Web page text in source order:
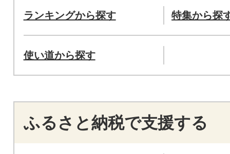
ランキングから探す 特集から探
使い道から探す
ふるさと納税で支援する